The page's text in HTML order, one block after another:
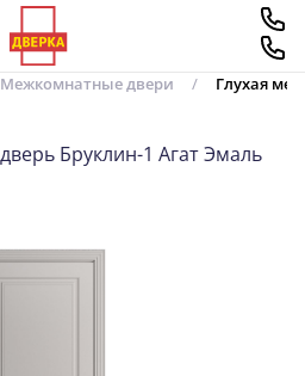
Межкомнатные двери Глухая
Бруклин-1 Агат Эмаль